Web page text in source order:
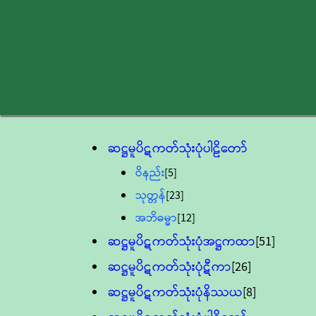
ဆဋ္ဌမူပိဋကတ်သုံးပုံပါဠိတော်
ဝိနည်း[5]
သုတ္တန်[23]
အဘိဓမ္မာ[12]
ဆဋ္ဌမူပိဋကတ်သုံးပုံအဋ္ဌကထာ[51]
ဆဋ္ဌမူပိဋကတ်သုံးပုံဋီကာ[26]
ဆဋ္ဌမူပိဋကတ်သုံးပုံနိဿယ[8]